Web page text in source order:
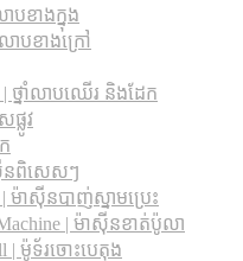
ាបខាងក្នុង
លាបខាងក្រៅ
| ថ្នាំលាបឈើរ និងដែក
ផ្លូវ
ស៊ីនពិសេសៗ
ម៉ាស៊ីនបាញ់ស្នាមប្រេះ
| ម៉ាស៊ីនខាត់ប៉ូលា
| ម៉ូទ័រចោះបេតុង